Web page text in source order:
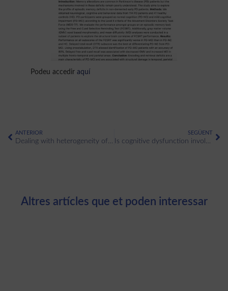
Podeu accedir aquí
ANTERIOR
Dealing with heterogeneity of cognitive dysfunction in acute depression: a clustering approach
SEGÜENT
Is cognitive dysfunction involved in difficult-to-treat depression? Characterizing resistance from a cognitive perspective
Altres artícles que et poden interessar